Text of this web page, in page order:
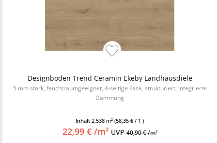
Designboden Trend Ceramin Ekeby Landhausdiele
5 mm stark, feuchtraumgeeignet, 4-seitige Fase, strukturiert, integrierte
Dämmung
Inhalt 2.538 m² (58,35 € / 1 )
22,99 € /m² UVP40,90 € /m²